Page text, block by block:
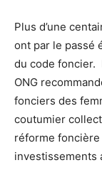
Plus d’une
ont par le passé
du code foncier.
ONG
fonciers des
coutumier
réforme
investissements